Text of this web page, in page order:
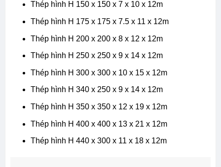
Thép hình H 150 x 150 x 7 x 10 x 12m
Thép hình H 175 x 175 x 7.5 x 11 x 12m
Thép hình H 200 x 200 x 8 x 12 x 12m
Thép hình H 250 x 250 x 9 x 14 x 12m
Thép hình H 300 x 300 x 10 x 15 x 12m
Thép hình H 340 x 250 x 9 x 14 x 12m
Thép hình H 350 x 350 x 12 x 19 x 12m
Thép hình H 400 x 400 x 13 x 21 x 12m
Thép hình H 440 x 300 x 11 x 18 x 12m​